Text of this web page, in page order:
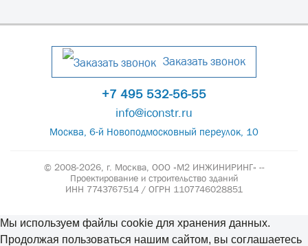
Заказать звонок
+7 495 532-56-55
info@iconstr.ru
Москва, 6-й Новоподмосковный переулок, 10
© 2008-2026, г. Москва, ООО «М2 ИНЖИНИРИНГ» --
Проектирование и строительство зданий
ИНН 7743767514 / ОГРН 1107746028851
Мы используем файлы cookie для хранения данных.
Продолжая пользоваться нашим сайтом, вы соглашаетесь